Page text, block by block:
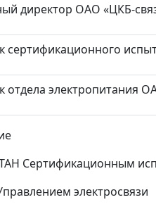
директор ОАО «ЦКБ-
сертификационного
отдела электропитания
Сертификационным
электросвязи